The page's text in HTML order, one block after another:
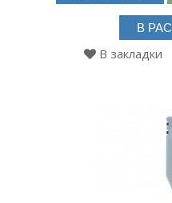
В
В закладки